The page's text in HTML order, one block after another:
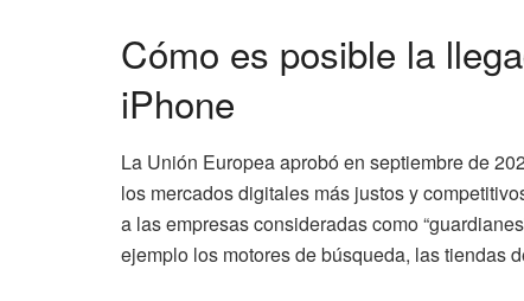
Cómo es posible la
iPhone
La Unión Europea aprobó en septiembre de
los mercados digitales más justos y
a las empresas consideradas como
ejemplo los motores de búsqueda, las tiendas